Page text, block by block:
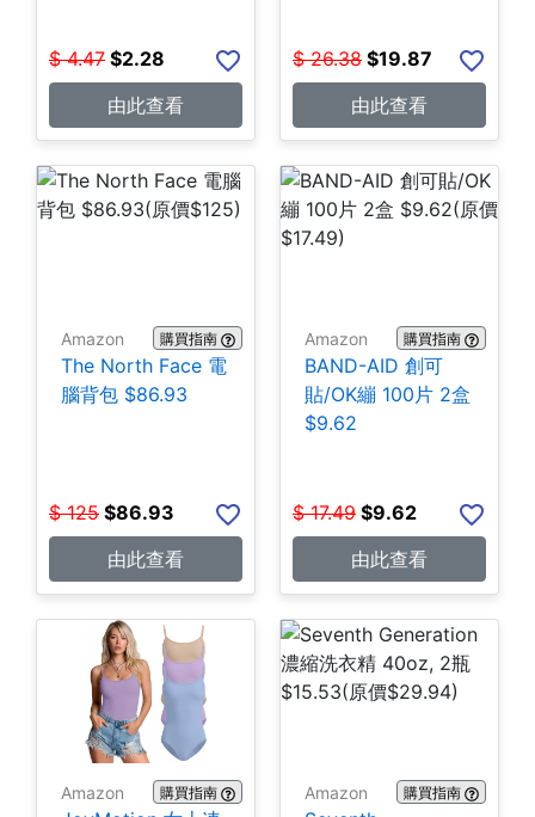
$ 4.47 $2.28
由此查看
$ 26.38 $19.87
由此查看
Amazon 購買指南
The North Face 電
腦背包 $86.93
$ 125 $86.93
由此查看
Amazon 購買指南
BAND-AID 創可
貼/OK繃 100片 2盒
$9.62
$ 17.49 $9.62
由此查看
Amazon 購買指南 Amazon 購買指南